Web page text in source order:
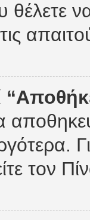
θέλετε
τον